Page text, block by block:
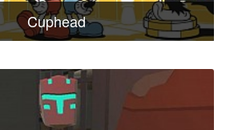
Cuphead